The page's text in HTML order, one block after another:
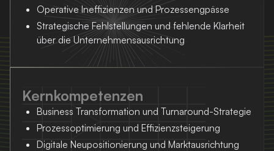
Operative Ineffizienzen und Prozessengpässe
Strategische Fehlstellungen und fehlende Klarheit
über die Unternehmensausrichtung
Kernkompetenzen
Business Transformation und Turnaround-Strategie
Prozessoptimierung und Effizienzsteigerung
Digitale Neupositionierung und Marktausrichtung